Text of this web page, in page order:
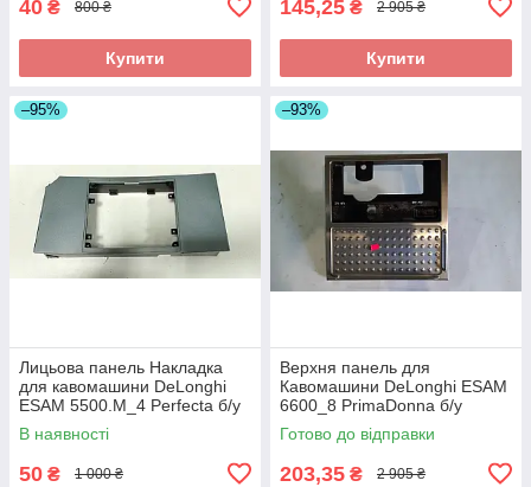
40 ₴ 800 ₴
Купити
145,25 ₴ 2 905 ₴
Купити
–95%
Лицьова панель Накладка
для кавомашини DeLonghi
ESAM 5500.M_4 Perfecta б/у
_дефект
В наявності
50 ₴ 1 000 ₴
–93%
Верхня панель для
Кавомашини DeLonghi ESAM
6600_8 PrimaDonna б/у
Готово до відправки
203,35 ₴ 2 905 ₴